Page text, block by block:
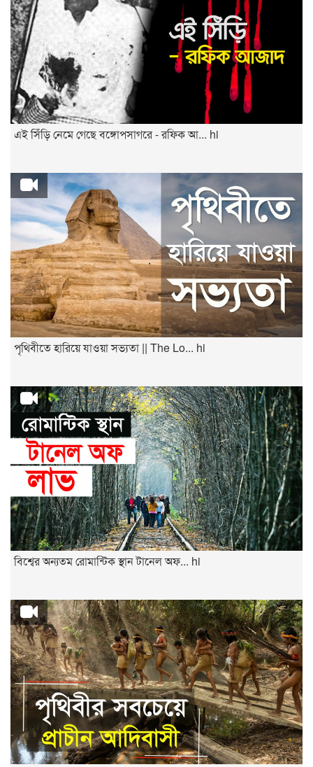
এই সিঁড়ি নেমে গেছে বঙ্গোপসাগরে - রফিক আ... hi
পৃথিবীতে হারিয়ে যাওয়া সভ্যতা || The Lo... hi
বিশ্বের অন্যতম রোমান্টিক স্থান টানেল অফ... hi